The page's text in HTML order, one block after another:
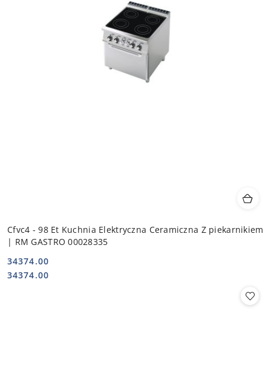
Cfvc4 - 98 Et Kuchnia Elektryczna Ceramiczna Z piekarnikiem
| RM GASTRO 00028335
Cena:
34374.00
Cena:
34374.00